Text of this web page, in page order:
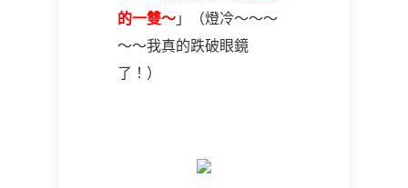
的一雙～ 」（燈冷～～～
～～我真的跌破眼鏡
了！）